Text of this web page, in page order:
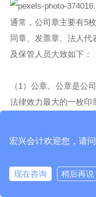
通常，公司章主要有5
同章、发票章、法人
及保管人员大致如下：
（1）公章。公章是公
法律效力最大的一枚
掌，亦或是公司最信任
理。
宏兴会计欢迎您，请
现在咨询 稍后再说